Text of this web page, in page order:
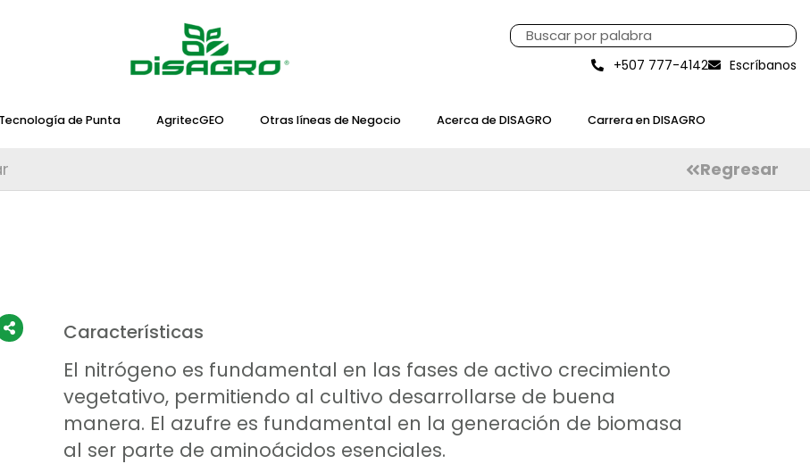
+507 777-4142 Escríbanos
Tecnología de Punta AgritecGEO Otras líneas de Negocio Acerca de DISAGRO Carrera en DISAGRO
Regresar
Características
El nitrógeno es fundamental en las fases de activo crecimiento
vegetativo, permitiendo al cultivo desarrollarse de buena
manera. El azufre es fundamental en la generación de biomasa
al ser parte de aminoácidos esenciales.